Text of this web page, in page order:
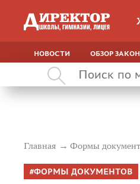
НОВОСТИ ОБЗОР
Главная Формы
ФОРМЫ ДОКУМЕНТОВ